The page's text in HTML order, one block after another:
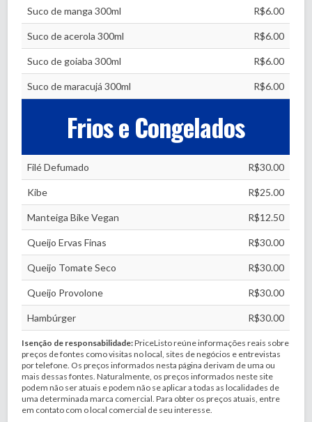
Suco de manga 300ml R$6.00
Suco de acerola 300ml R$6.00
Suco de goiaba 300ml R$6.00
Suco de maracujá 300ml R$6.00
Frios e Congelados
Filé Defumado R$30.00
Kibe R$25.00
Manteiga Bike Vegan R$12.50
Queijo Ervas Finas R$30.00
Queijo Tomate Seco R$30.00
Queijo Provolone R$30.00
Hambúrger R$30.00
Isenção de responsabilidade:PriceListo reúne informações reais sobre
preços de fontes como visitas no local, sites de negócios e entrevistas
por telefone. Os preços informados nesta página derivam de uma ou
mais dessas fontes. Naturalmente, os preços informados neste site
podem não ser atuais e podem não se aplicar a todas as localidades de
uma determinada marca comercial. Para obter os preços atuais, entre
em contato com o local comercial de seu interesse.